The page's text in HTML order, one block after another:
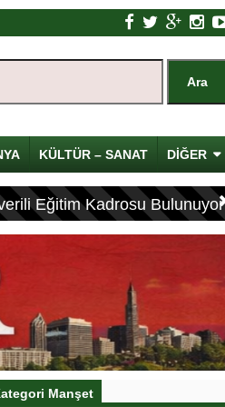
KÜLTÜR – SANAT DİĞER
Eğitim Kadrosu Bulunuyor
Manşet